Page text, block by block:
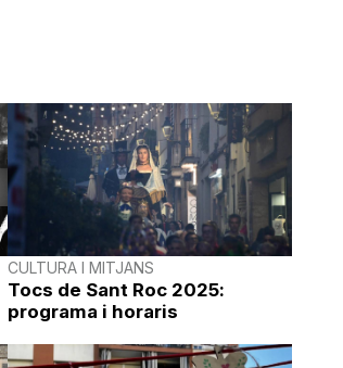
CULTURA I MITJANS
Tocs de Sant Roc 2025:
programa i horaris